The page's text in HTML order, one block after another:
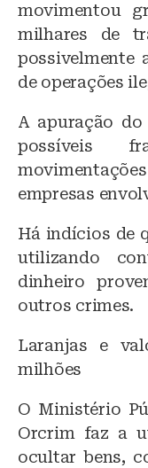
movimentou
milhares de
possivelmente
de operações
A apuração
possíveis
empresas
Há indícios de
utilizando
dinheiro
outros crimes.
Laranjas e
milhões
O Ministério
Orcrim faz a
ocultar bens,